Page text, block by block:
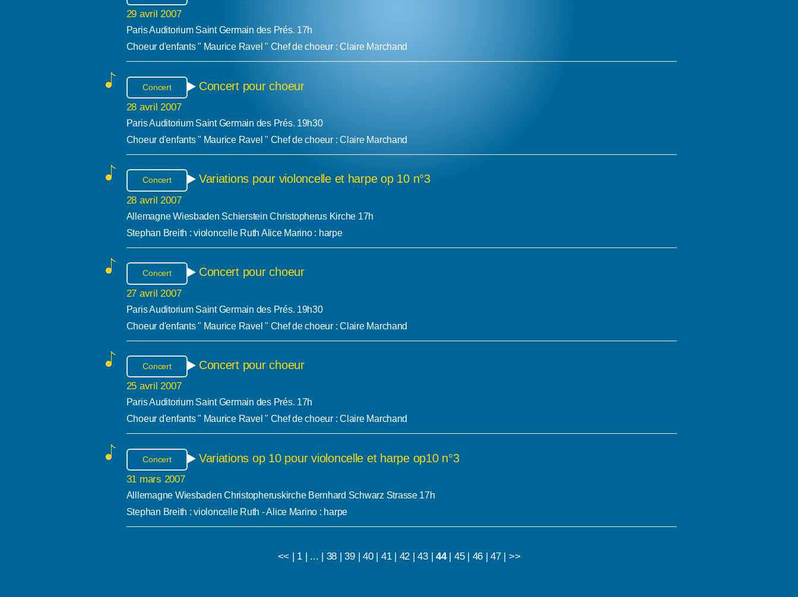
29 avril 2007
Paris Auditorium Saint Germain des Prés. 17h
Choeur d'enfants " Maurice Ravel " Chef de choeur : Claire Marchand
Concert Concert pour choeur
28 avril 2007
Paris Auditorium Saint Germain des Prés. 19h30
Choeur d'enfants " Maurice Ravel " Chef de choeur : Claire Marchand
Concert Variations pour violoncelle et harpe op 10 n°3
28 avril 2007
Allemagne Wiesbaden Schierstein Christopherus Kirche 17h
Stephan Breith : violoncelle Ruth Alice Marino : harpe
Concert Concert pour choeur
27 avril 2007
Paris Auditorium Saint Germain des Prés. 19h30
Choeur d'enfants " Maurice Ravel " Chef de choeur : Claire Marchand
Concert Concert pour choeur
25 avril 2007
Paris Auditorium Saint Germain des Prés. 17h
Choeur d'enfants " Maurice Ravel " Chef de choeur : Claire Marchand
Concert Variations op 10 pour violoncelle et harpe op10 n°3
31 mars 2007
Alllemagne Wiesbaden Christopheruskirche Bernhard Schwarz Strasse 17h
Stephan Breith : violoncelle Ruth - Alice Marino : harpe
<< | 1 | ... | 38 |39|40| 41| 42 |43|44| 45| 46|47| >>